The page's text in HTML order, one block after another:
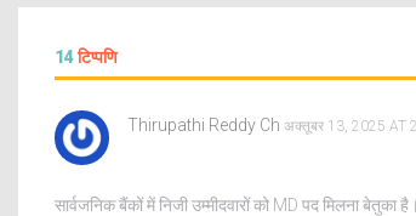
14टिप्पणि
Thirupathi Reddy Ch अक्तूबर 13, 2025 AT
सार्वजनिक बैंकों में निजी उम्मीदवारों को MD पद मिलना बेतुका है।